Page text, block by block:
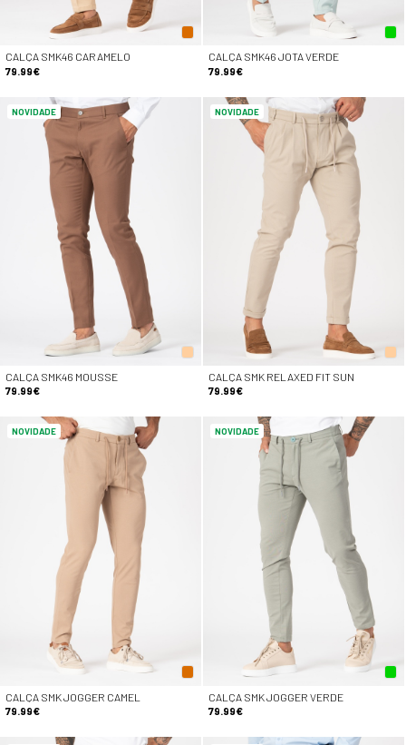
CALÇA SMK46 CARAMELO
79.99€
CALÇA SMK46 JOTA VERDE
79.99€
NOVIDADE
CALÇA SMK46 MOUSSE
79.99€
NOVIDADE
CALÇA SMK RELAXED FIT SUN
79.99€
NOVIDADE
CALÇA SMK JOGGER CAMEL
79.99€
NOVIDADE
CALÇA SMK JOGGER VERDE
79.99€